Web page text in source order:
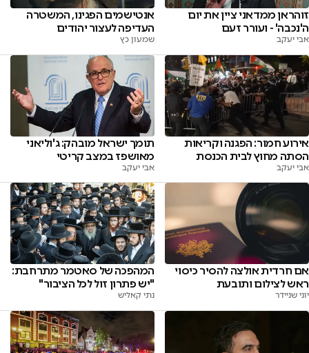
זוהראן ממדאני ציין את יום
ה'נכבה' - ועורר זעם
אבי יעקב
אנטישמים הפגינו, המשטרה
העדיפה לעצור יהודים
שמעון כץ
אירוע חמור: הפגנה וקריאות
הסתה מחוץ לבית הכנסת
אבי יעקב
תומך ישראל מובהק: ג'וליאני
מאושפז במצב קריטי
אבי יעקב
אם חרדית אולצה להסיר כיסוי
ראש לצילום ותובעת
יוני שניידר
המהפכה של סאטמר מתרחבת:
"יש פתרון זול לכל הציבור"
נתי קאליש